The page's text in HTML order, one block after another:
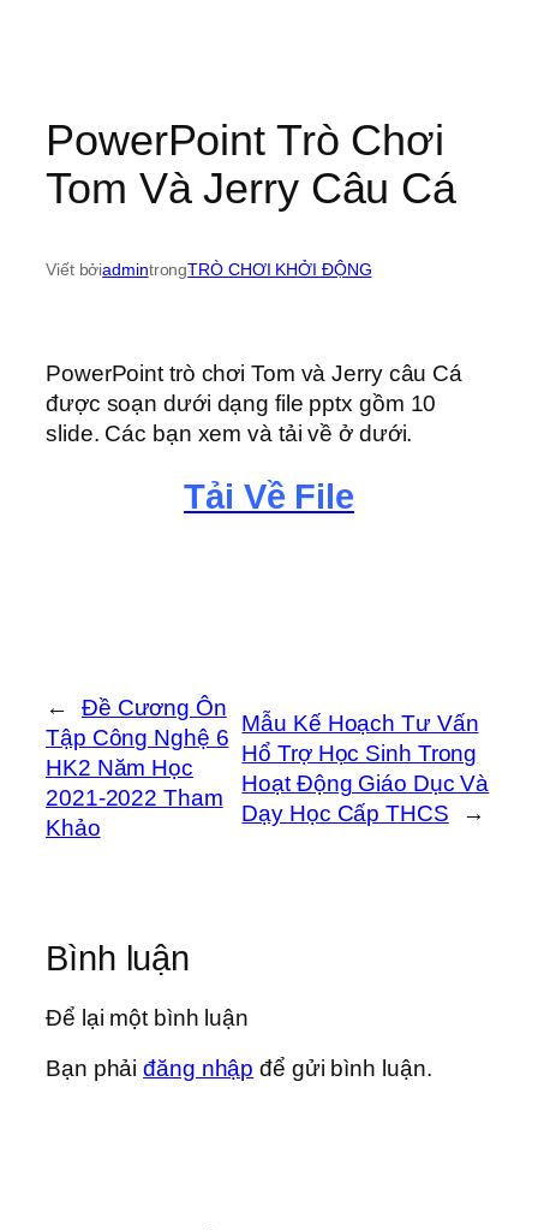
PowerPoint Trò Chơi
Tom Và Jerry Câu Cá
Viết bởiadmintrongTRÒ CHƠI KHỞI ĐỘNG
PowerPoint trò chơi Tom và Jerry câu Cá
được soạn dưới dạng file pptx gồm 10
slide. Các bạn xem và tải về ở dưới.
Tải Về File
←
Đề Cương Ôn
Tập Công Nghệ 6
HK2 Năm Học
2021-2022 Tham
Khảo
Mẫu Kế Hoạch Tư Vấn
Hổ Trợ Học Sinh Trong
Hoạt Động Giáo Dục Và
Dạy Học Cấp THCS
→
Bình luận
Để lại một bình luận
Bạn phảiđăng nhập để gửi bình luận.